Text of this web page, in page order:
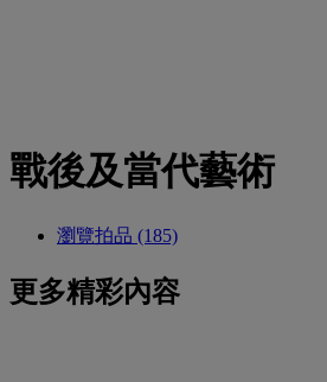
戰後及當代藝術
瀏覽拍品 (185)
更多精彩內容